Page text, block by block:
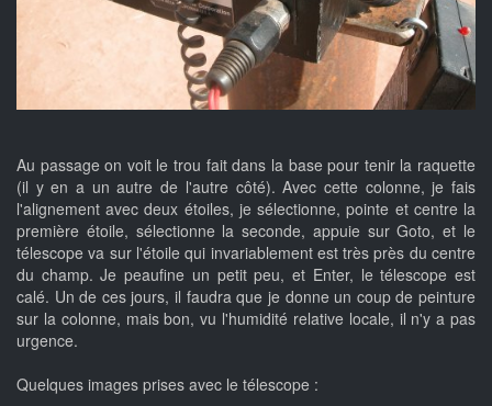
Au passage on voit le trou fait dans la base pour tenir la raquette
(il y en a un autre de l'autre côté). Avec cette colonne, je fais
l'alignement avec deux étoiles, je sélectionne, pointe et centre la
première étoile, sélectionne la seconde, appuie sur Goto, et le
télescope va sur l'étoile qui invariablement est très près du centre
du champ. Je peaufine un petit peu, et Enter, le télescope est
calé. Un de ces jours, il faudra que je donne un coup de peinture
sur la colonne, mais bon, vu l'humidité relative locale, il n'y a pas
urgence.
Quelques images prises avec le télescope :